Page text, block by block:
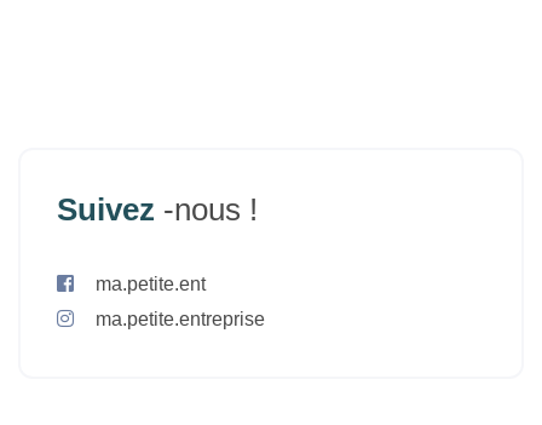
Suivez -nous !
ma.petite.ent
ma.petite.entreprise